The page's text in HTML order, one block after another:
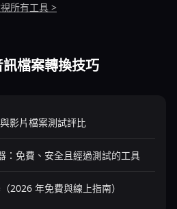
所有工具 >
檔案轉換技巧
影片檔案測試評比
：免費、安全且經過測試的工具
2026 年免費與線上指南）